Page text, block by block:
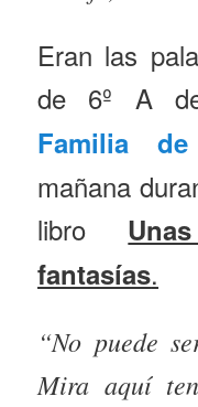
Eran las
de 6º A
Familia
mañana
libro
fantasías.
“No puede
Mira aquí